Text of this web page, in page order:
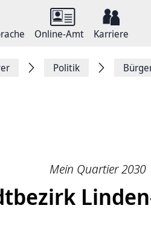
Online-Amt Karriere
Politik
Mein Quartier 2030